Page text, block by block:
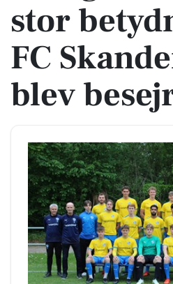
stor
FC
blev